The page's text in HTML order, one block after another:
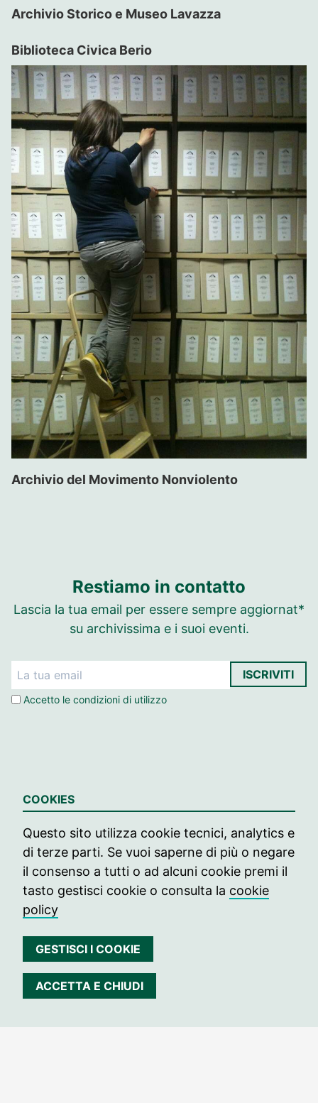
Archivio Storico e Museo Lavazza
Biblioteca Civica Berio
Archivio del Movimento Nonviolento
Restiamo in contatto
Lascia la tua email per essere sempre aggiornat*
su archivissima e i suoi eventi.
Accetto le condizioni di utilizzo
ISCRIVITI
archivissima
Contatti
C.so V. Emanuele II 44 Torino
CF: 97804960017
Informazioni
info@archivissima.it
COOKIES
Questo sito utilizza cookie tecnici, analytics e
di terze parti. Se vuoi saperne di più o negare
il consenso a tutti o ad alcuni cookie premi il
tasto gestisci cookie o consulta la cookie
policy
GESTISCI I COOKIE
ACCETTA E CHIUDI